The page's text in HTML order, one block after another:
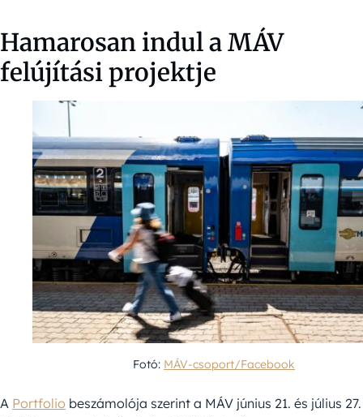
Hamarosan indul a MÁV
felújítási projektje
Fotó: MÁV-csoport/Facebook
A Portfolio beszámolója szerint a MÁV június 21. és július 27.